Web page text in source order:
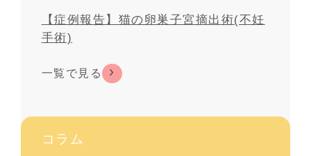
【症例報告】猫の卵巣子宮摘出術(不妊
手術)
一覧で見る
コラム